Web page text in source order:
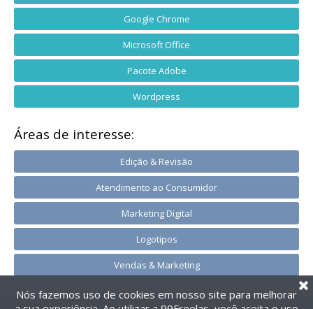
Google Chrome
Microsoft Office
Pacote Adobe
Wordpress
Áreas de interesse:
Edição & Revisão
Atendimento ao Consumidor
Marketing Digital
Logotipos
Vendas & Marketing
Nós fazemos uso de cookies em nosso site para melhorar